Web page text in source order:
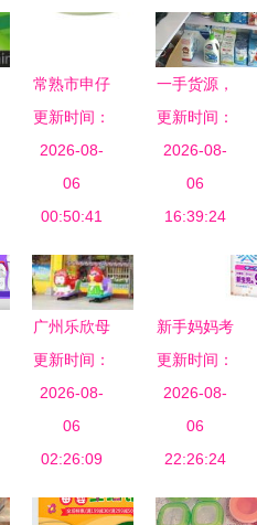
常熟市申仔
母婴商贸｜
呵护新肤系
列产品导览
——专门母
护呵护的里
里外外
更新时间：
2026-08-
06
00:50:41
一手货源，
母婴安全从
全球直邮开
始
更新时间：
2026-08-
06
16:39:24
广州乐欣母
婴用品 专
注品质，呵
护母婴健康
更新时间：
2026-08-
06
02:26:09
新手妈妈考
拉选货攻略
母婴大促销
必败清单
更新时间：
2026-08-
06
22:26:24